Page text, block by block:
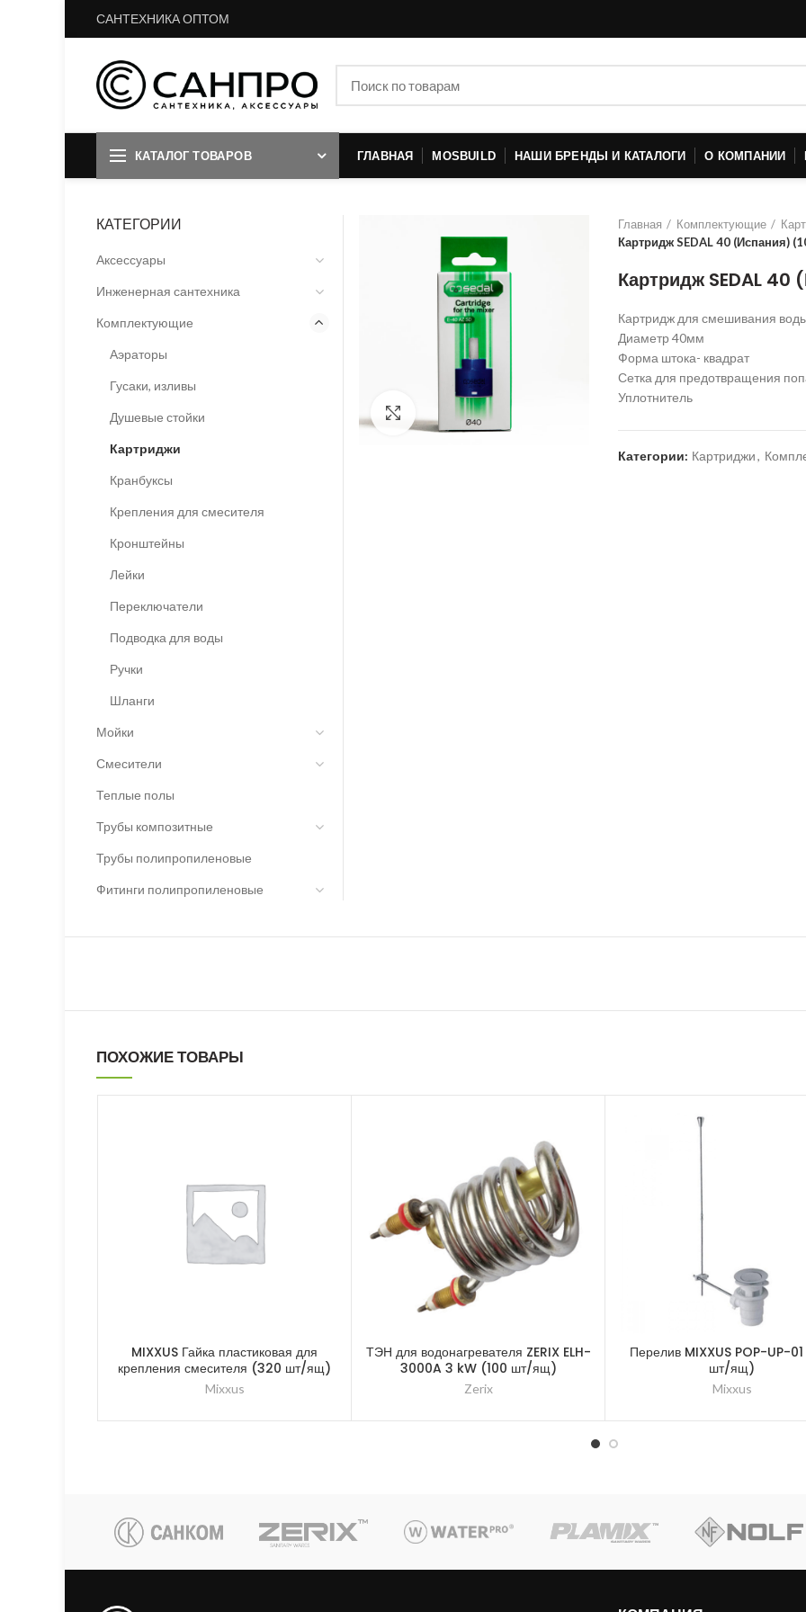
САНТЕХНИКА ОПТОМ
КАТАЛОГ ТОВАРОВ ГЛАВНАЯ MOSBUILD НАШИ БРЕНДЫ И КАТАЛОГИ О КОМПАНИИ
Нажмите для увеличения
Главная Комплектующие
Картридж SEDAL 40 (Испания)
Картридж SEDAL
Картридж для смешивания
Диаметр 40мм
Форма штока- квадрат
Сетка для предотвращения
Уплотнитель
Категории: Картриджи,
КАТЕГОРИИ
Аксессуары
Инженерная сантехника
Комплектующие
Аэраторы
Гусаки, изливы
Душевые стойки
Картриджи
Кранбуксы
Крепления для смесителя
Кронштейны
Лейки
Переключатели
Подводка для воды
Ручки
Шланги
Мойки
Смесители
Теплые полы
Трубы композитные
Трубы полипропиленовые
Фитинги полипропиленовые
ПОХОЖИЕ ТОВАРЫ
MIXXUS Гайка пластиковая для
крепления смесителя (320 шт/ящ)
Mixxus
ТЭН для водонагревателя ZERIX ELH-
3000A 3 kW (100 шт/ящ)
Zerix
Перелив MIXXUS POP-UP-
шт/ящ)
Mixxus